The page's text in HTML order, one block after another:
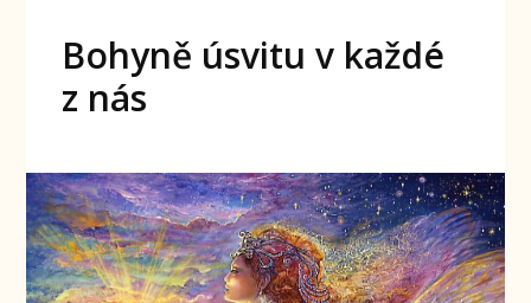
Bohyně úsvitu v každé
z nás